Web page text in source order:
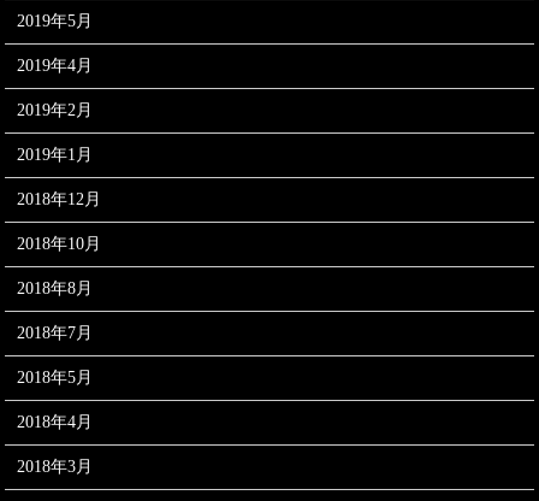
2019年5月
2019年4月
2019年2月
2019年1月
2018年12月
2018年10月
2018年8月
2018年7月
2018年5月
2018年4月
2018年3月